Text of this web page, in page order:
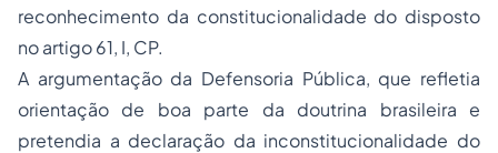
reconhecimento da constitucionalidade do disposto
no artigo 61, I, CP.
A argumentação da Defensoria Pública, que refletia
orientação de boa parte da doutrina brasileira e
pretendia a declaração da inconstitucionalidade do